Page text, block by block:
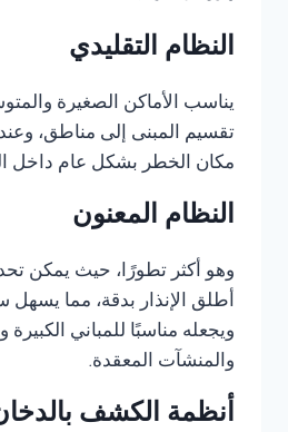
النظام التقليدي
يناسب الأماكن الصغيرة
تقسيم المبنى إلى مناطق،
مكان الخطر بشكل عام داخل
النظام المعنون
وهو أكثر تطورًا، حيث يمكن
أطلق الإنذار بدقة، مما يسهل
ويجعله مناسبًا للمباني الكبيرة
والمنشآت المعقدة.
أنظمة الكشف